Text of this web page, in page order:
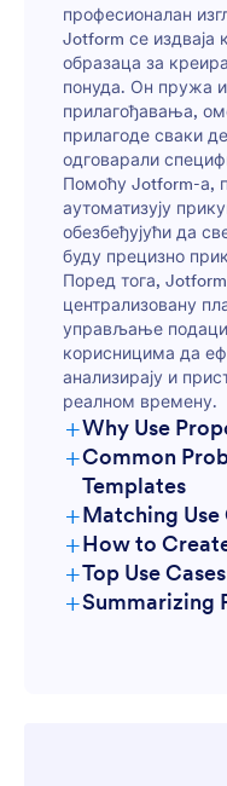
професионалан
Jotform се издваја
образаца за
понуда. Он пружа
прилагођавања,
прилагоде сваки
одговарали
Помоћу Jotform-а,
аутоматизују
обезбеђујући да
буду прецизно
Поред тога,
централизовану
управљање
корисницима да
анализирају и
реалном времену.
+Why Use
+Common
Templates
+Matching Use
+How to
+Top Use
For
+Summarizing